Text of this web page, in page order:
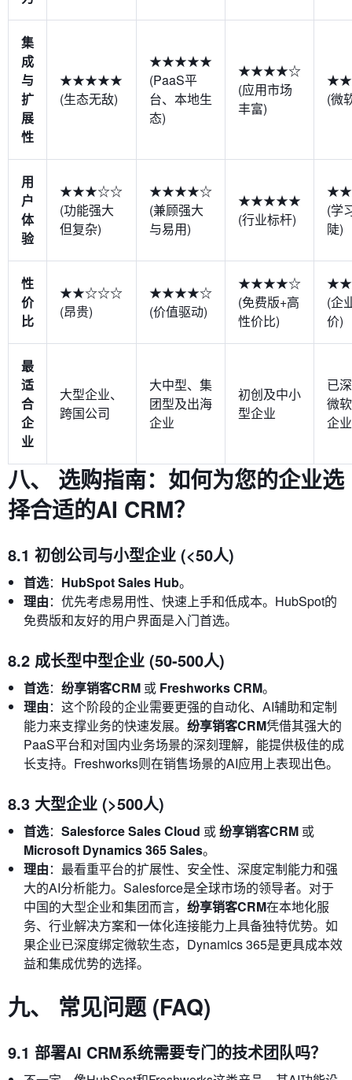
集
成
与
扩
展
性
★★★★★
(生态无敌)
★★★★★
(PaaS平
台、本地生
态)
★★★★☆
(应用市场
丰富)
(微
用
户
体
验
★★★☆☆
(功能强大
但复杂)
★★★★☆
(兼顾强大
与易用)
★★★★★
(行业标杆)
(学
陡)
性
价
比
★★☆☆☆
(昂贵)
★★★★☆
(价值驱动)
★★★★☆
(免费版+高
性价比)
(企
价)
最
适
合
企
业
大型企业、
跨国公司
大中型、集
团型及出海
企业
初创及中小
型企业
已
微
企业
八、 选购指南：如何为您的企业选
择合适的AI CRM？
8.1 初创公司与小型企业 (<50人)
首选： HubSpot Sales Hub。
理由：优先考虑易用性、快速上手和低成本。HubSpot的
免费版和友好的用户界面是入门首选。
8.2 成长型中型企业 (50-500人)
首选： 纷享销客CRM 或 Freshworks CRM。
理由：这个阶段的企业需要更强的自动化、AI辅助和定制
能力来支撑业务的快速发展。 纷享销客CRM凭借其强大的
PaaS平台和对国内业务场景的深刻理解，能提供极佳的成
长支持。Freshworks则在销售场景的AI应用上表现出色。
8.3 大型企业 (>500人)
首选： Salesforce Sales Cloud 或纷享销客CRM 或
Microsoft Dynamics 365 Sales。
理由：最看重平台的扩展性、安全性、深度定制能力和强
大的AI分析能力。Salesforce是全球市场的领导者。对于
中国的大型企业和集团而言， 纷享销客CRM在本地化服
务、行业解决方案和一体化连接能力上具备独特优势。如
果企业已深度绑定微软生态，Dynamics 365是更具成本效
益和集成优势的选择。
九、 常见问题 (FAQ)
9.1 部署AI CRM系统需要专门的技术团队吗？